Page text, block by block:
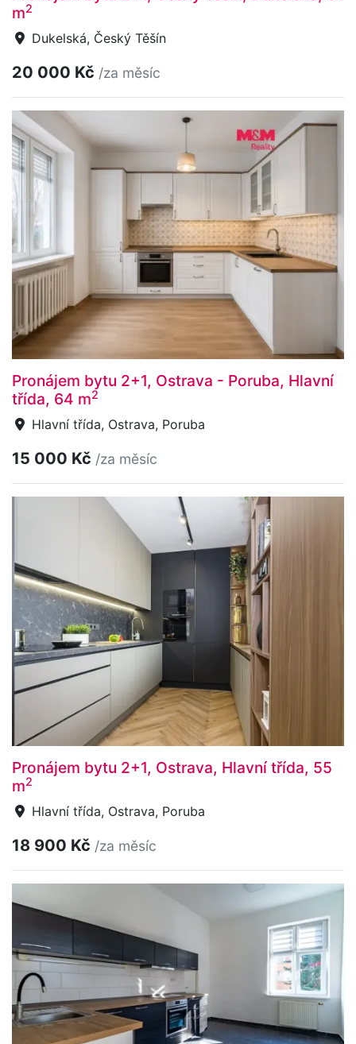
m2
Dukelská, Český Těšín
20 000 Kč /za měsíc
Pronájem bytu 2+1, Ostrava - Poruba, Hlavní
třída, 64 m2
Hlavní třída, Ostrava, Poruba
15 000 Kč /za měsíc
Pronájem bytu 2+1, Ostrava, Hlavní třída, 55
m2
Hlavní třída, Ostrava, Poruba
18 900 Kč /za měsíc